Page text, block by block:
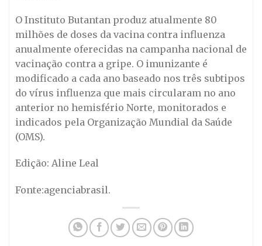
O Instituto Butantan produz atualmente 80
milhões de doses da vacina contra influenza
anualmente oferecidas na campanha nacional de
vacinação contra a gripe. O imunizante é
modificado a cada ano baseado nos três subtipos
do vírus influenza que mais circularam no ano
anterior no hemisfério Norte, monitorados e
indicados pela Organização Mundial da Saúde
(OMS).
Edição: Aline Leal
Fonte:agenciabrasil.